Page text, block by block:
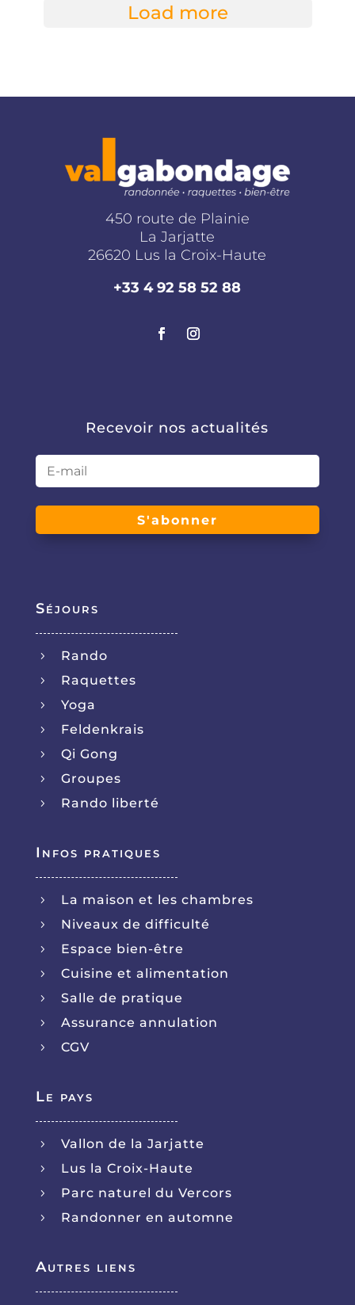
Load more
450 route de Plainie
La Jarjatte
26620 Lus la Croix-Haute
+33 4 92 58 52 88
Recevoir nos actualités
S'abonner
Séjours
5 Rando
5 Raquettes
5 Yoga
5 Feldenkrais
5 Qi Gong
5 Groupes
5 Rando liberté
Infos pratiques
5 La maison et les chambres
5 Niveaux de difficulté
5 Espace bien-être
5 Cuisine et alimentation
5 Salle de pratique
5 Assurance annulation
5 CGV
Le pays
5 Vallon de la Jarjatte
5 Lus la Croix-Haute
5 Parc naturel du Vercors
5 Randonner en automne
Autres liens